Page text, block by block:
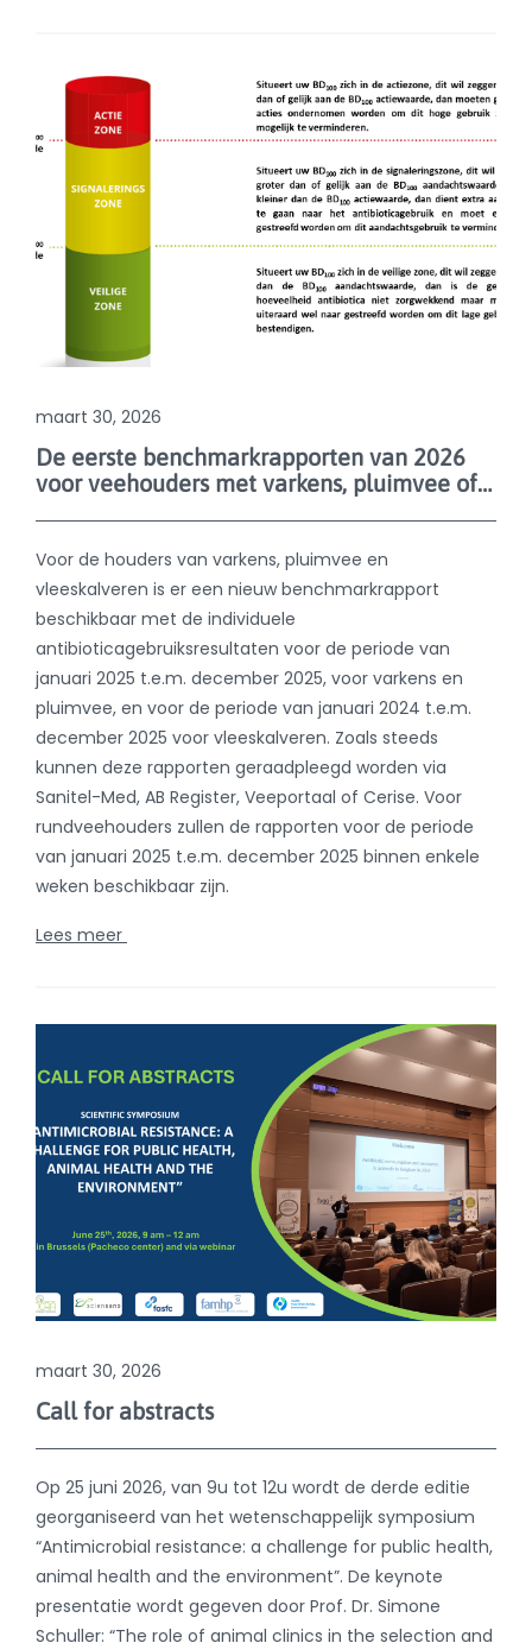
De eerste benchmarkrapporten van 2026
voor veehouders met varkens, pluimvee of vleeskalveren zijn de deur uit!
Voor de houders van varkens, pluimvee en
vleeskalveren is er een nieuw benchmarkrapport
beschikbaar met de individuele
januari 2025 t.e.m. december 2025, voor varkens en
pluimvee, en voor de periode van januari 2024 t.e.m.
december 2025 voor vleeskalveren. Zoals steeds
kunnen deze rapporten geraadpleegd worden via
Sanitel-Med, AB Register, Veeportaal of Cerise. Voor
rundveehouders zullen de rapporten voor de periode
van januari 2025 t.e.m. december 2025 binnen enkele
weken beschikbaar zijn.
Lees meer
maart 30, 2026
Call for abstracts
Op 25 juni 2026, van 9u tot 12u wordt de derde editie
georganiseerd van het wetenschappelijk symposium
“Antimicrobial resistance: a challenge for public health,
animal health and the environment”. De keynote
presentatie wordt gegeven door Prof. Dr. Simone
spread of antimicrobial resistance”. Andere
presentaties en posters zullen worden geselecteerd uit
de ingediende abstracts.
Lees meer